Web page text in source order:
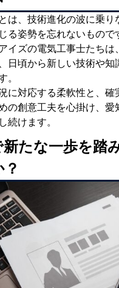
は、技術進化の波に乗り
る姿勢を忘れないもので
イズの電気工事士たちは
日頃から新しい技術や知
。
に対応する柔軟性と、確
の創意工夫を心掛け、愛
続けます。
たな一歩を踏